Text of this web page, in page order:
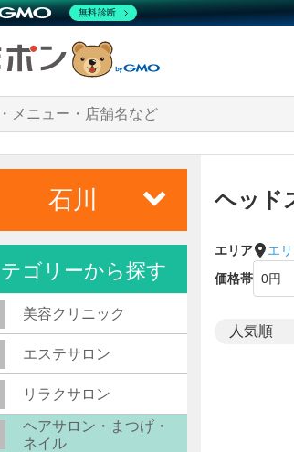
ヘッド
エリア
エ
価格帯
石川
ゴリーから探す
美容クリニック
エステサロン
リラクサロン
ヘアサロン・まつげ・
ネイル
無料診断